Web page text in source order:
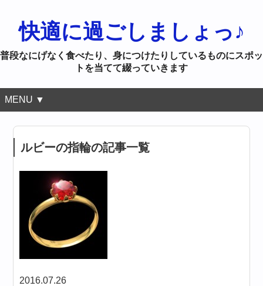
快適に過ごしましょっ♪
普段なにげなく食べたり、身につけたりしているものにスポッ
トを当てて綴っていきます
MENU ▼
ルビーの指輪の記事一覧
2016.07.26